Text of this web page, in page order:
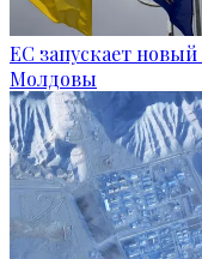
ЕС запускает
Молдовы